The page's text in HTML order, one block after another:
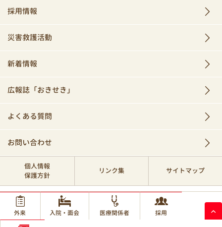
採用情報
災害救護活動
新着情報
広報誌「おきせき」
よくある質問
お問い合わせ
個人情報
保護方針
リンク集 サイトマップ
© 2017 Okinawa Red Cross Hospital.
外来
入院・面会 医療関係者 採用